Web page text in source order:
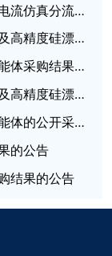
浙江大学温州研究院关于风力发电机雷电流仿真分流测试的公开采购公告
浙江大学温州研究院关于数字多道处理及高精度硅漂移探测器采购结果的公告
浙江大学温州研究院关于孤独症评估智能体采购结果的公告
浙江大学温州研究院关于数字多道处理及高精度硅漂移探测器的公开采购公告
浙江大学温州研究院关于孤独症评估智能体的公开采购公告
的公告
结果的公告